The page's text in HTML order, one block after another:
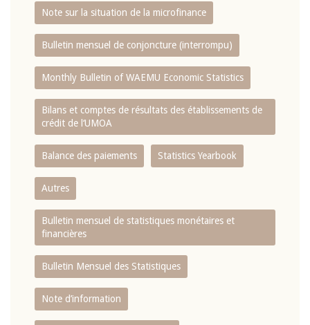
Note sur la situation de la microfinance
Bulletin mensuel de conjoncture (interrompu)
Monthly Bulletin of WAEMU Economic Statistics
Bilans et comptes de résultats des établissements de
crédit de l‘UMOA
Balance des paiements Statistics Yearbook
Autres
Bulletin mensuel de statistiques monétaires et
financières
Bulletin Mensuel des Statistiques
Note d’information